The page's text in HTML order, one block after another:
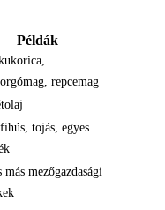
Példák
repcemag
tojás, egyes
más mezőgazdasági